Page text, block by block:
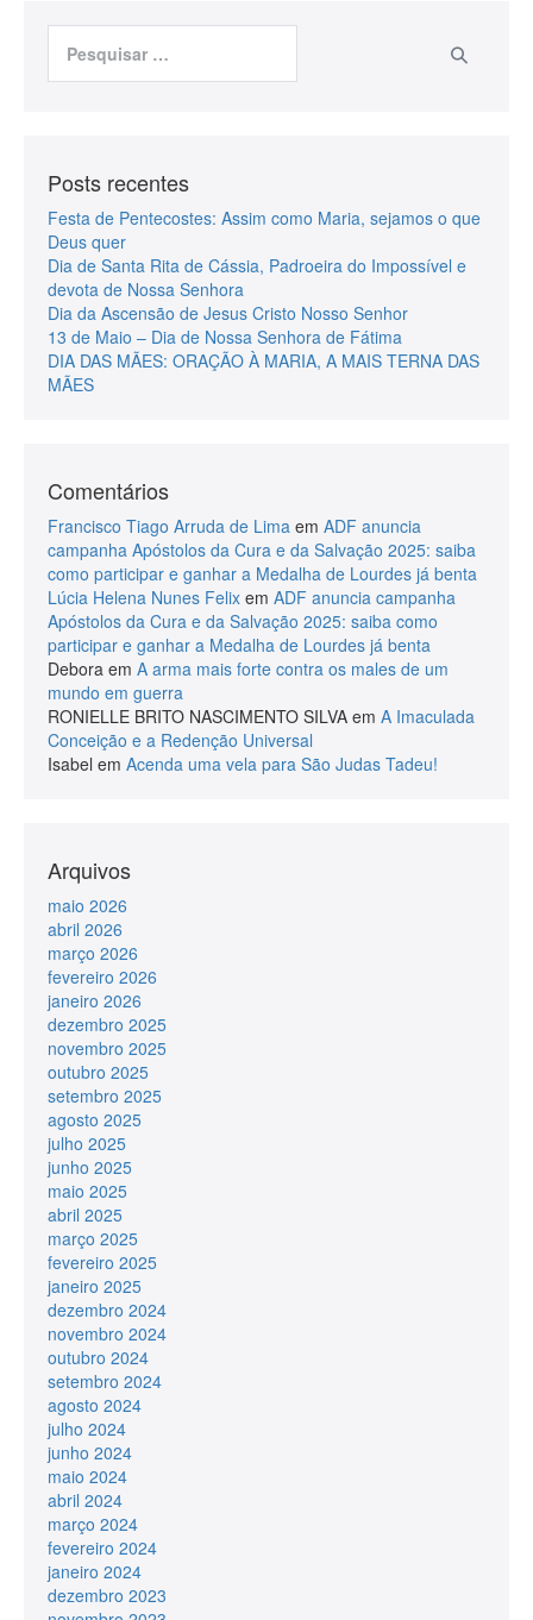
Posts recentes
Festa de Pentecostes: Assim como Maria, sejamos o que
Deus quer
Dia de Santa Rita de Cássia, Padroeira do Impossível e
devota de Nossa Senhora
Dia da Ascensão de Jesus Cristo Nosso Senhor
13 de Maio – Dia de Nossa Senhora de Fátima
DIA DAS MÃES: ORAÇÃO À MARIA, A MAIS TERNA DAS
MÃES
Comentários
Francisco Tiago Arruda de Lima em ADF anuncia
campanha Apóstolos da Cura e da Salvação 2025: saiba
como participar e ganhar a Medalha de Lourdes já benta
Lúcia Helena Nunes Felix em ADF anuncia campanha
Apóstolos da Cura e da Salvação 2025: saiba como
participar e ganhar a Medalha de Lourdes já benta
Debora em A arma mais forte contra os males de um
mundo em guerra
RONIELLE BRITO NASCIMENTO SILVA em A Imaculada
Conceição e a Redenção Universal
Isabel em Acenda uma vela para São Judas Tadeu!
Arquivos
maio 2026
abril 2026
março 2026
fevereiro 2026
janeiro 2026
dezembro 2025
novembro 2025
outubro 2025
setembro 2025
agosto 2025
julho 2025
junho 2025
maio 2025
abril 2025
março 2025
fevereiro 2025
janeiro 2025
dezembro 2024
novembro 2024
outubro 2024
setembro 2024
agosto 2024
julho 2024
junho 2024
maio 2024
abril 2024
março 2024
fevereiro 2024
janeiro 2024
dezembro 2023